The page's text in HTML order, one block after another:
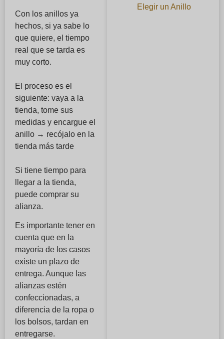
Con los anillos ya
hechos, si ya sabe lo
que quiere, el tiempo
real que se tarda es
muy corto.
El proceso es el
siguiente: vaya a la
tienda, tome sus
medidas y encargue el
anillo → recójalo en la
tienda más tarde
Si tiene tiempo para
llegar a la tienda,
puede comprar su
alianza.
Es importante tener en
cuenta que en la
mayoría de los casos
existe un plazo de
entrega. Aunque las
alianzas estén
confeccionadas, a
diferencia de la ropa o
los bolsos, tardan en
entregarse.
Elegir un Anillo